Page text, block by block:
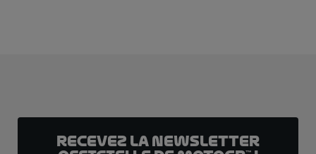
Recevez la Newsletter